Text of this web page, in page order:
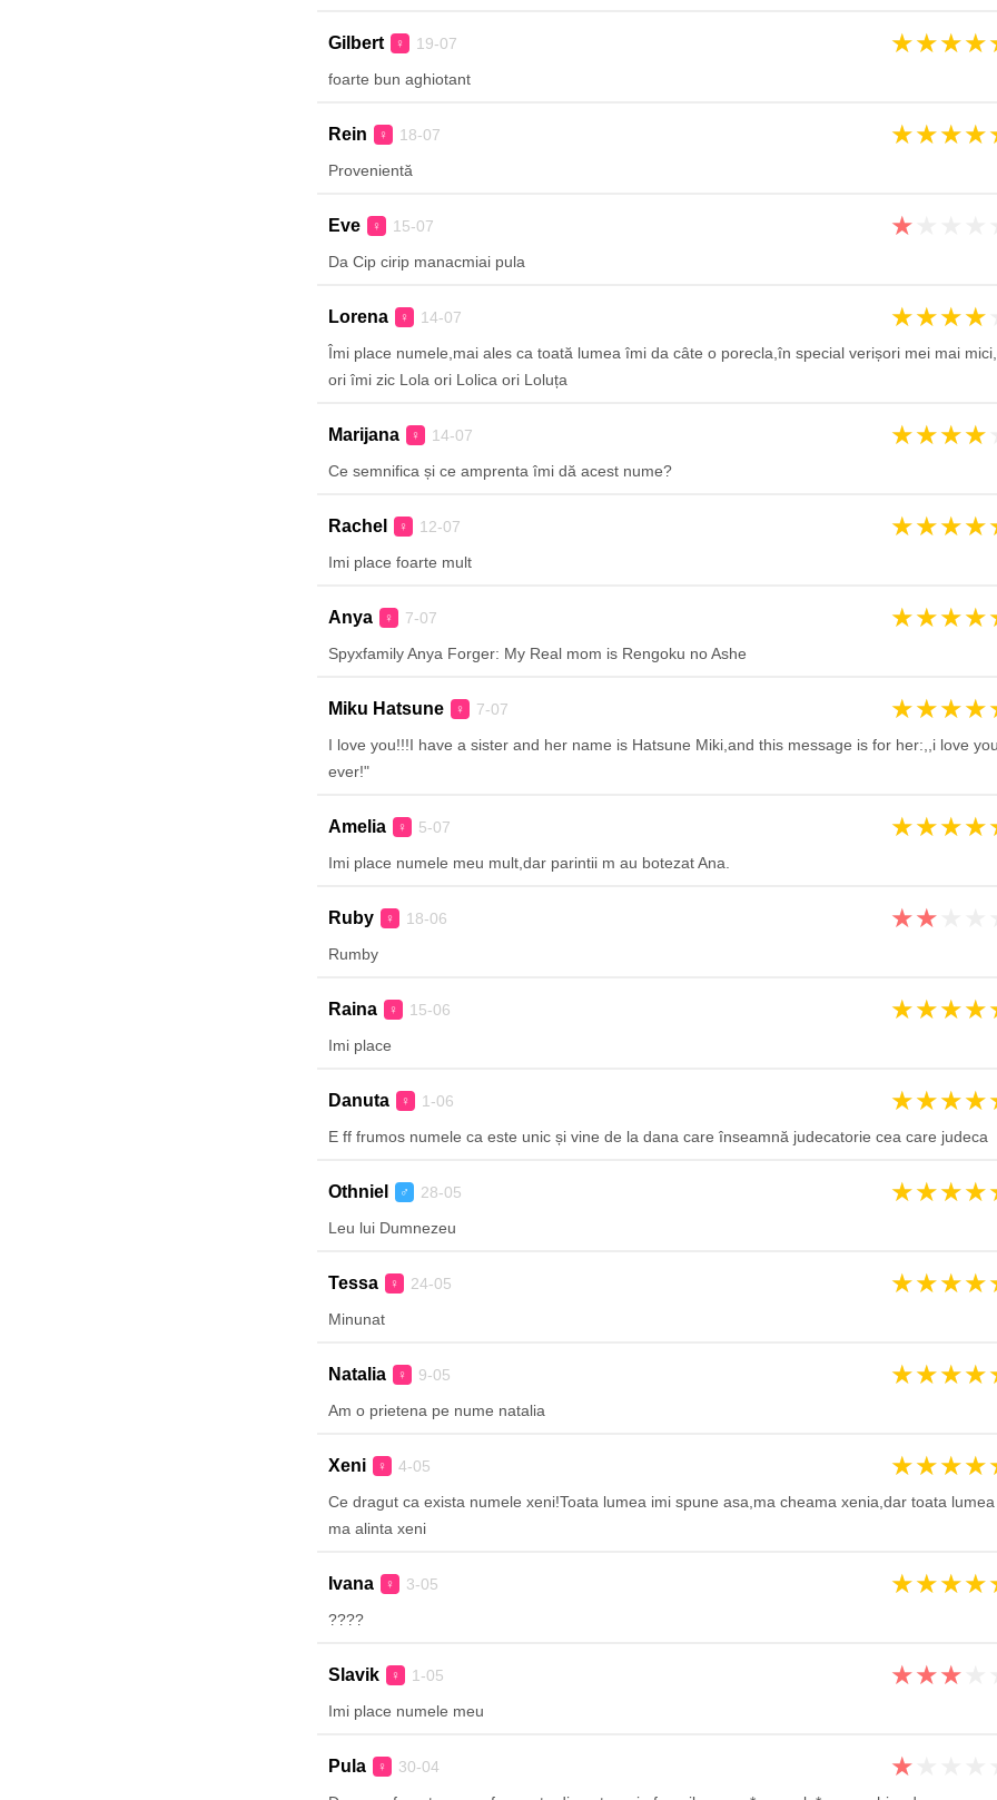
Gilbert ♀ 19-07 ★★★★
foarte bun aghiotant
Rein ♀ 18-07 ★★★★
Provenientă
Eve ♀ 15-07 ★
Da Cip cirip manacmiai pula
Lorena ♀ 14-07 ★★★★
Îmi place numele,mai ales ca toată lumea îmi da câte o porecla,în special verișori mei mai
ori îmi zic Lola ori Lolica ori Loluța
Marijana ♀ 14-07 ★★★★
Ce semnifica și ce amprenta îmi dă acest nume?
Rachel ♀ 12-07 ★★★★
Imi place foarte mult
Anya ♀ 7-07 ★★★★
Spyxfamily Anya Forger: My Real mom is Rengoku no Ashe
Miku Hatsune ♀ 7-07 ★★★★
I love you!!!I have a sister and her name is Hatsune Miki,and this message is for her:,,i love you
ever!"
Amelia ♀ 5-07 ★★★★
Imi place numele meu mult,dar parintii m au botezat Ana.
Ruby ♀ 18-06 ★★
Rumby
Raina ♀ 15-06 ★★★★
Imi place
Danuta ♀ 1-06 ★★★★
E ff frumos numele ca este unic și vine de la dana care înseamnă judecatorie cea care judeca
Othniel ♂ 28-05 ★★★★
Leu lui Dumnezeu
Tessa ♀ 24-05 ★★★★
Minunat
Natalia ♀ 9-05 ★★★★
Am o prietena pe nume natalia
Xeni ♀ 4-05 ★★★★
Ce dragut ca exista numele xeni!Toata lumea imi spune asa,ma cheama xenia,dar toata lumea
ma alinta xeni
Ivana ♀ 3-05 ★★★★
????
Slavik ♀ 1-05 ★★★
Imi place numele meu
Pula ♀ 30-04 ★